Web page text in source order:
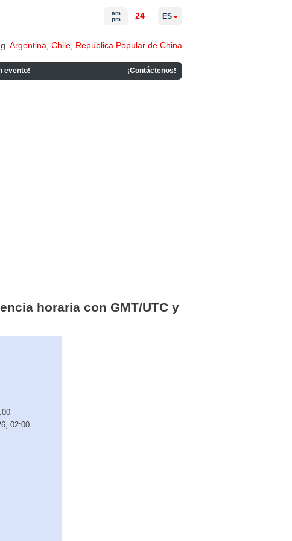
Argentina Chile República Popular de China
evento! ¡Contáctenos!
am
pm
24 ES
horaria con GMT/UTC y
02:00